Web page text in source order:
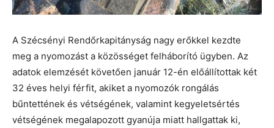
A Szécsényi Rendőrkapitányság nagy erőkkel kezdte
meg a nyomozást a közösséget felháborító ügyben. Az
adatok elemzését követően január 12-én előállítottak két
32 éves helyi férfit, akiket a nyomozók rongálás
bűntettének és vétségének, valamint kegyeletsértés
vétségének megalapozott gyanúja miatt hallgattak ki,